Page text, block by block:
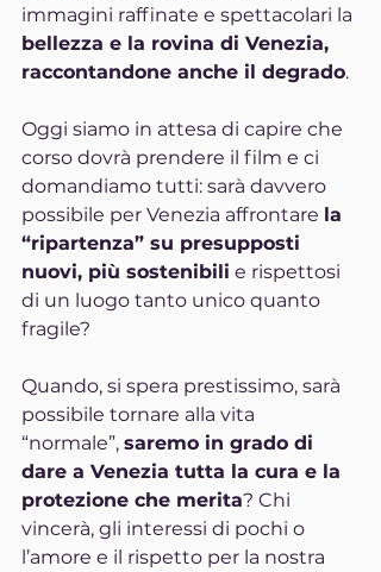
immagini raffinate e spettacolari la
bellezza e la rovina di Venezia,
raccontandone anche il degrado.
Oggi siamo in attesa di capire che
corso dovrà prendere il film e ci
domandiamo tutti: sarà davvero
possibile per Venezia affrontare la
“ripartenza” su presupposti
nuovi, più sostenibili e rispettosi
di un luogo tanto unico quanto
fragile?
Quando, si spera prestissimo, sarà
possibile tornare alla vita
“normale”, saremo in grado di
dare a Venezia tutta la cura e la
protezione che merita? Chi
vincerà, gli interessi di pochi o
l’amore e il rispetto per la nostra